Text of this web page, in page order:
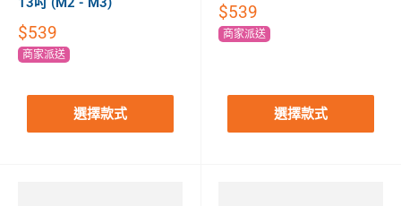
$539
商家派送
選擇款式
$539
商家派送
選擇款式